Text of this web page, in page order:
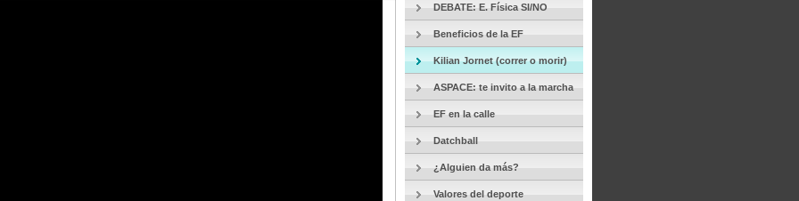
DEBATE: E. Física SI/NO
Beneficios de la EF
Kilian Jornet (correr o morir)
ASPACE: te invito a la marcha
EF en la calle
Datchball
¿Alguien da más?
Valores del deporte